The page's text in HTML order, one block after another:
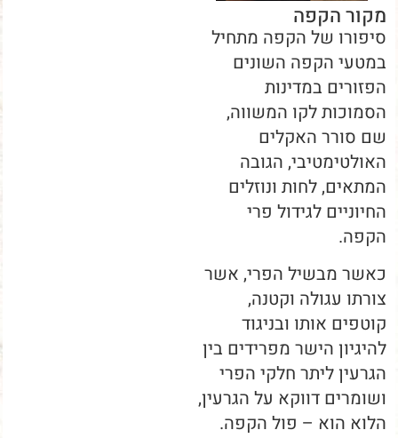
מקור הקפה
סיפורו של הקפה מתחיל
במטעי הקפה השונים
הפזורים במדינות
הסמוכות לקו המשווה,
שם סורר האקלים
האולטימטיבי, הגובה
המתאים, לחות ונוזלים
החיוניים לגידול פרי
הקפה.
כאשר מבשיל הפרי, אשר
צורתו עגולה וקטנה,
קוטפים אותו ובניגוד
להיגיון הישר מפרידים בין
הגרעין ליתר חלקי הפרי
ושומרים דווקא על הגרעין,
הלוא הוא – פול הקפה.